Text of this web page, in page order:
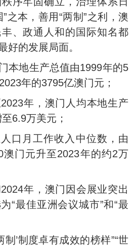
之本，善用“两制”之利，澳
、政通人和的国际知名都
好的发展局面。
地生产总值由1999年的5
年的3795亿澳门元；
年，澳门人均本地生产
6.9万美元；
口月工作收入中位数，由
澳门元升至2023年的约2万
年，澳门因会展业突出
“最佳亚洲会议城市”和“最
制’制度卓有成效的榜样”“世